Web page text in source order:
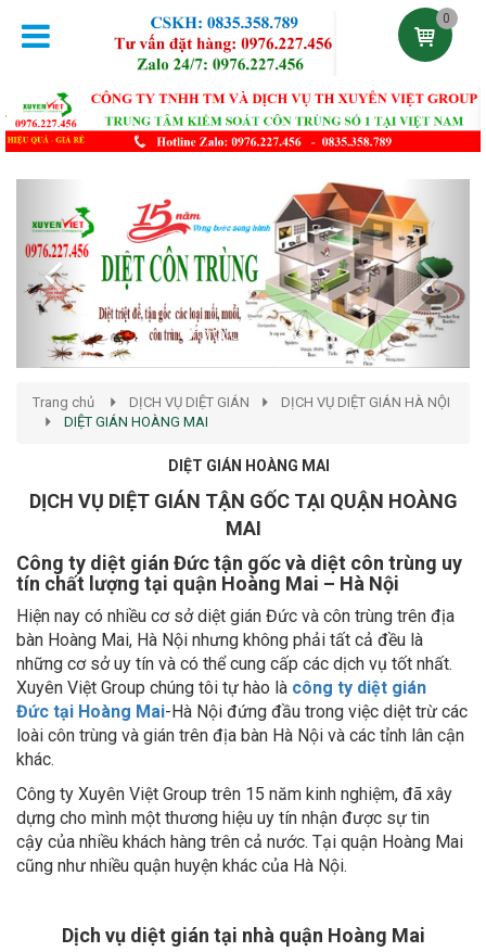
0
DỊCH VỤ DIỆT GIÁN
DỊCH VỤ DIỆT GIÁN HÀ NỘI
DIỆT GIÁN HOÀNG MAI
DIỆT GIÁN HOÀNG MAI
DỊCH VỤ DIỆT GIÁN TẬN GỐC TẠI QUẬN HOÀNG
MAI
Công ty diệt gián Đức tận gốc và diệt côn trùng uy
tín chất lượng tại quận Hoàng Mai – Hà Nội
Hiện nay có nhiều cơ sở diệt gián Đức và côn trùng trên địa
bàn Hoàng Mai, Hà Nội nhưng không phải tất cả đều là
những cơ sở uy tín và có thể cung cấp các dịch vụ tốt nhất.
Xuyên Việt Group chúng tôi tự hào làcông ty diệt gián
Đức tại Hoàng Mai-Hà Nội đứng đầu trong việc diệt trừ các
loài côn trùng và gián trên địa bàn Hà Nội và các tỉnh lân cận
khác.
Công ty Xuyên Việt Group trên 15 năm kinh nghiệm, đã xây
dựng cho mình một thương hiệu uy tín nhận được sự tin
cậycủa nhiều khách hàng trên cả nước. Tại quận Hoàng Mai
cũng như nhiều quận huyện khác của Hà Nội.
Dịch vụ diệt gián tại nhà quận Hoàng Mai